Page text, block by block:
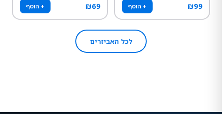
₪99 + הוסף ₪69 + הוסף
לכל האביזרים